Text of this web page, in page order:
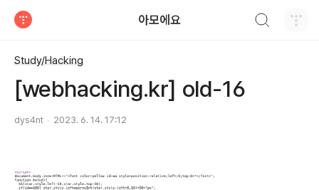
아모에요
Study/Hacking
[webhacking.kr] old-16
dys4nt 2023. 6. 14. 17:12